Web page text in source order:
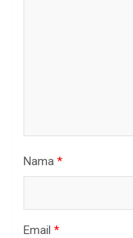
Nama *
Email *